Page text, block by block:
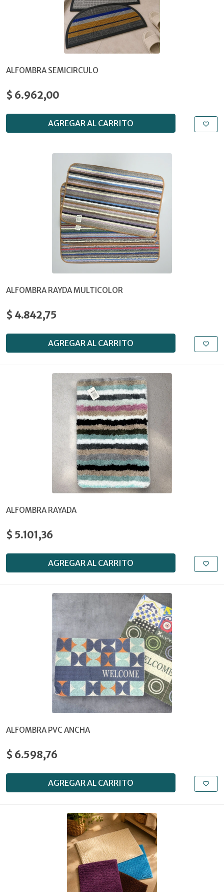
ALFOMBRA SEMICIRCULO
$ 6.962,00
AGREGAR AL CARRITO
ALFOMBRA RAYDA MULTICOLOR
$ 4.842,75
AGREGAR AL CARRITO
ALFOMBRA RAYADA
$ 5.101,36
AGREGAR AL CARRITO
ALFOMBRA PVC ANCHA
$ 6.598,76
AGREGAR AL CARRITO